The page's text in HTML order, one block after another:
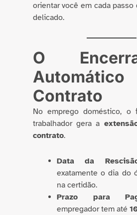
orientar você em cada
delicado.
O
Contrato
No emprego doméstico, o
trabalhador gera a
contrato.
Data da
exatamente o dia do
na certidão.
Prazo para
empregador tem até